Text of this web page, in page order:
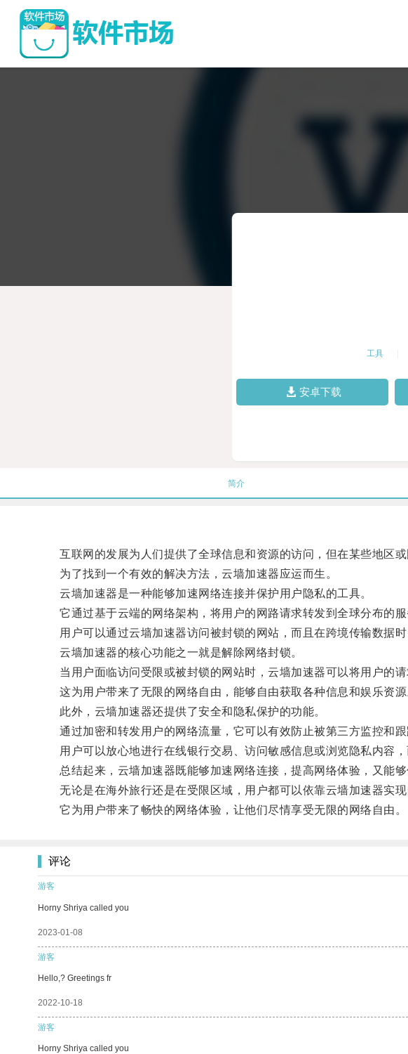
工具
安卓下载
简介
互联网的发展为人们提供了全球信息和资源的访问，但在某些地区或
为了找到一个有效的解决方法，云墙加速器应运而生。
云墙加速器是一种能够加速网络连接并保护用户隐私的工具。
它通过基于云端的网络架构，将用户的网路请求转发到全球分布的服
用户可以通过云墙加速器访问被封锁的网站，而且在跨境传输数据时
云墙加速器的核心功能之一就是解除网络封锁。
当用户面临访问受限或被封锁的网站时，云墙加速器可以将用户的请
这为用户带来了无限的网络自由，能够自由获取各种信息和娱乐资源
此外，云墙加速器还提供了安全和隐私保护的功能。
通过加密和转发用户的网络流量，它可以有效防止被第三方监控和跟
用户可以放心地进行在线银行交易、访问敏感信息或浏览隐私内容，
总结起来，云墙加速器既能够加速网络连接，提高网络体验，又能够
无论是在海外旅行还是在受限区域，用户都可以依靠云墙加速器实现
它为用户带来了畅快的网络体验，让他们尽情享受无限的网络自由。
评论
游客
Horny Shriya called you
2023-01-08
游客
Hello,? Greetings fr
2022-10-18
游客
Horny Shriya called you